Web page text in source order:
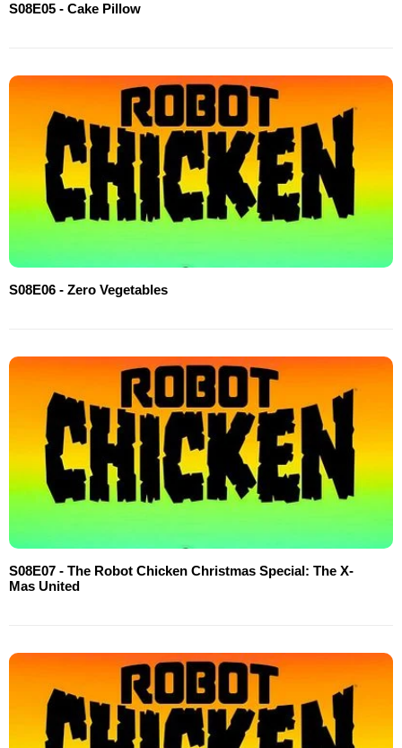
S08E05 - Cake Pillow
S08E06 - Zero Vegetables
S08E07 - The Robot Chicken Christmas Special: The X-
Mas United